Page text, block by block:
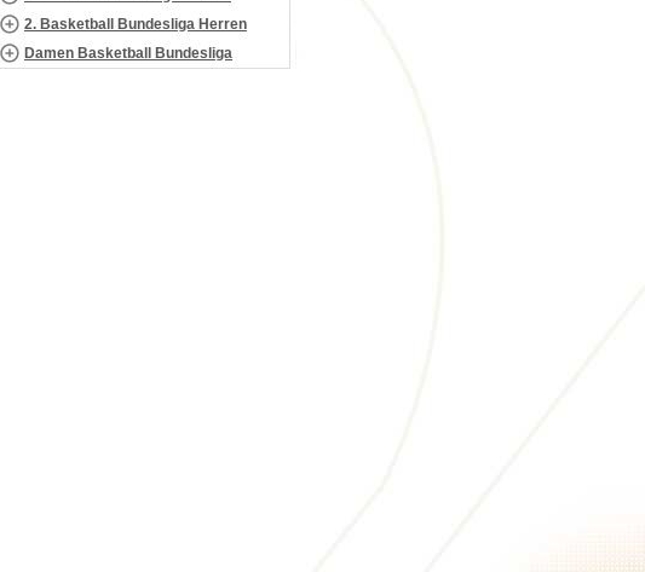
2. Basketball Bundesliga Herren
Damen Basketball Bundesliga